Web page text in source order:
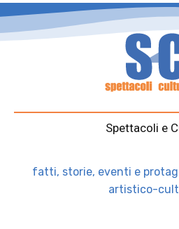
Spettacoli e
fatti, storie, eventi e
artistico-